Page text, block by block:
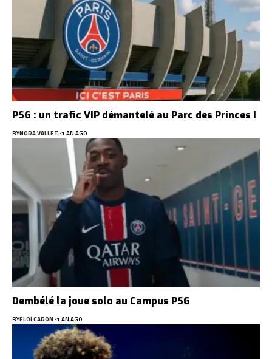
PSG : un trafic VIP démantelé au Parc des Princes !
BYNORA VALLET 1 AN AGO
Dembélé la joue solo au Campus PSG
BYELOI CARON 1 AN AGO